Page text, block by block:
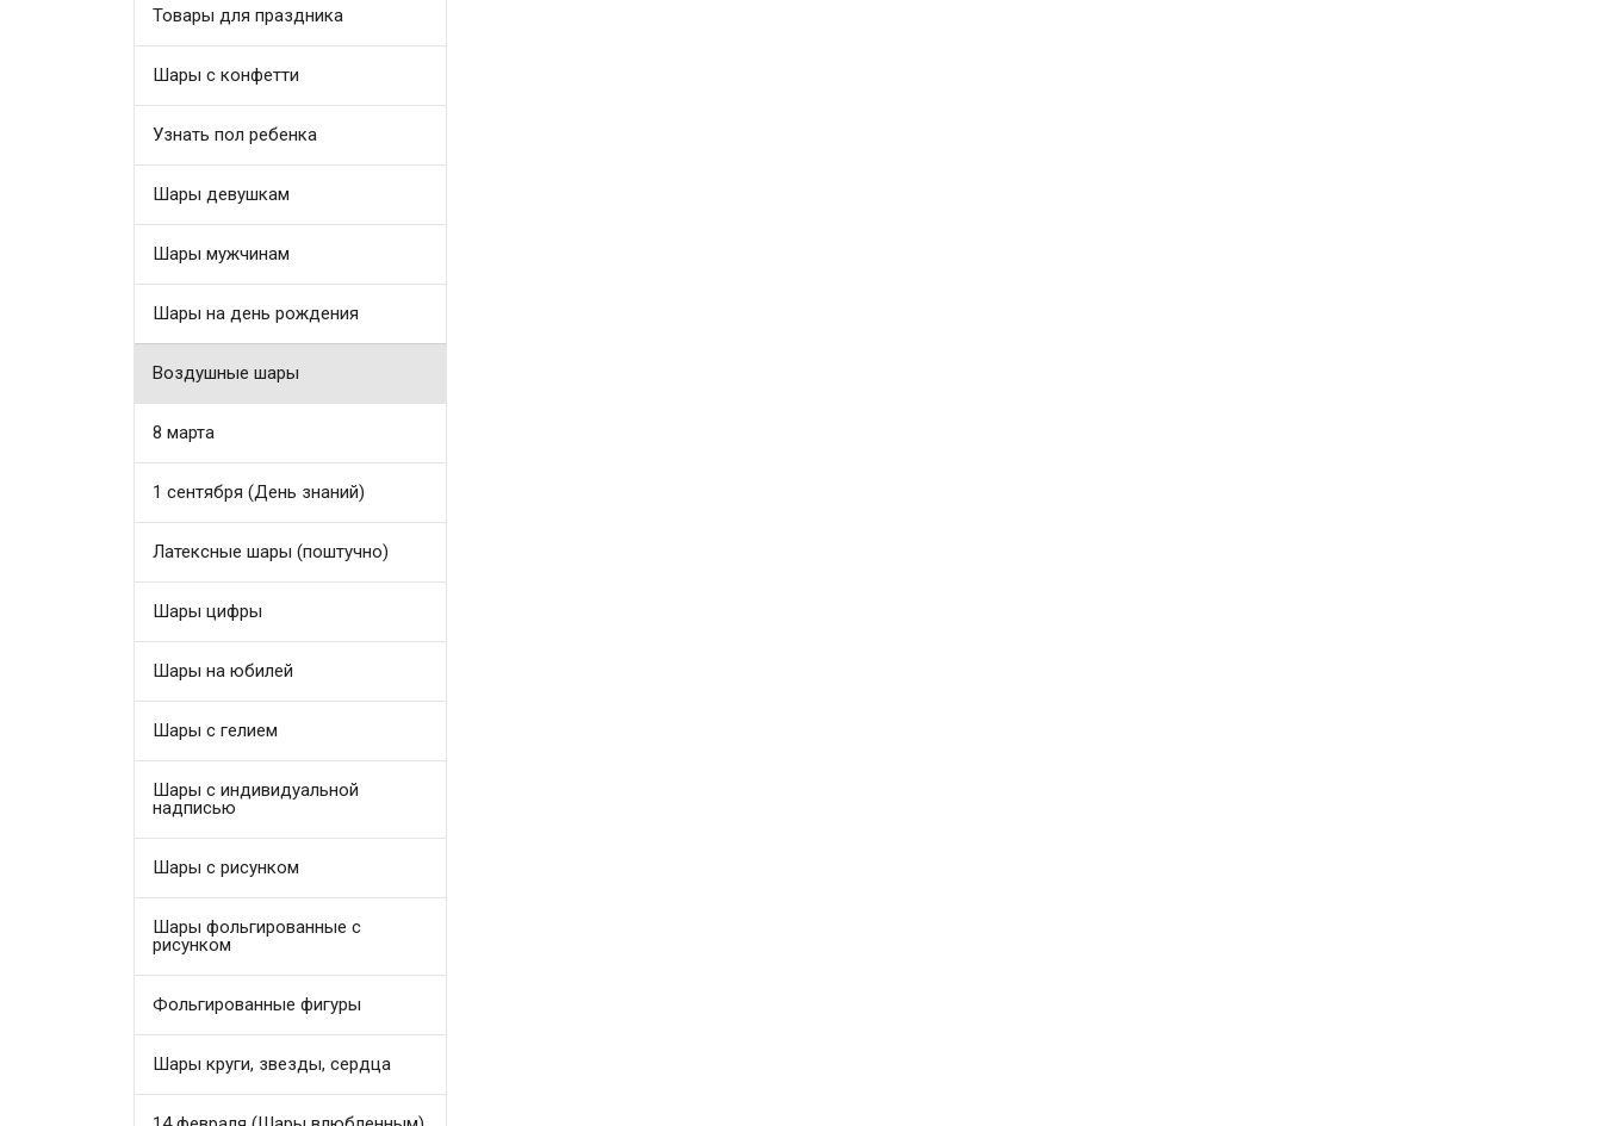
Товары для праздника
Шары с конфетти
Узнать пол ребенка
Шары девушкам
Шары мужчинам
Шары на день рождения
Воздушные шары
8 марта
1 сентября (День знаний)
Латексные шары (поштучно)
Шары цифры
Шары на юбилей
Шары с гелием
Шары с индивидуальной
надписью
Шары с рисунком
Шары фольгированные с
рисунком
Фольгированные фигуры
Шары круги, звезды, сердца